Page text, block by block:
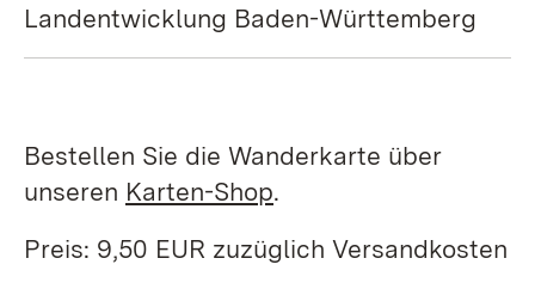
Landentwicklung Baden-Württemberg
Bestellen Sie die Wanderkarte über
unseren Karten-Shop.
Preis: 9,50 EUR zuzüglich Versandkosten